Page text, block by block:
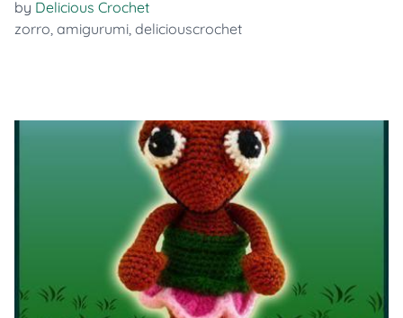
by Delicious Crochet
zorro, amigurumi, deliciouscrochet